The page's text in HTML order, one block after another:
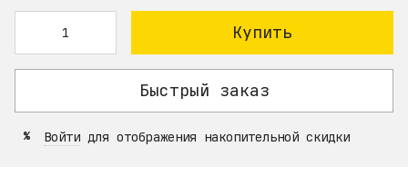
Купить
Быстрый заказ
% Войти для отображения накопительной скидки